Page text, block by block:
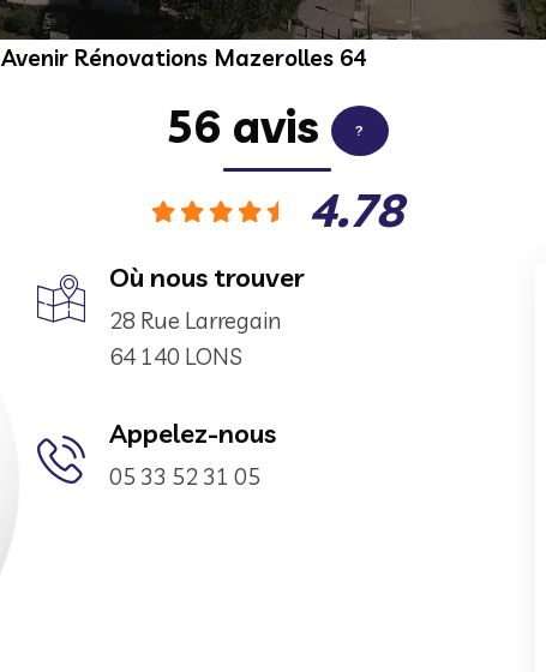
Avenir Rénovations Mazerolles 64
56 avis ?
4.78
Où nous trouver
28 Rue Larregain
64 140 LONS
Appelez-nous
05 33 52 31 05